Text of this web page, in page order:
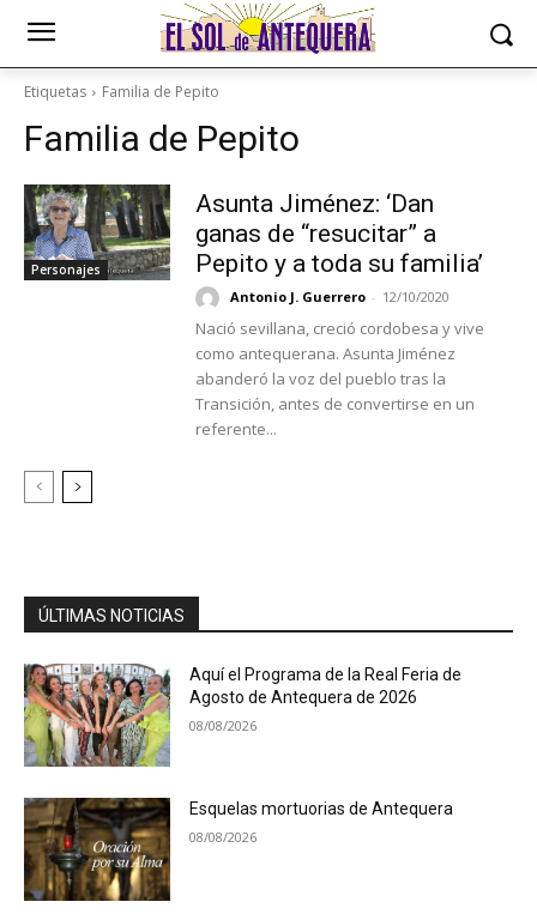
Etiquetas Familia de Pepito
Familia de Pepito
Personajes
Asunta Jiménez: ‘Dan
ganas de “resucitar” a
Pepito y a toda su familia’
Antonio J. Guerrero - 12/10/2020
Nació sevillana, creció cordobesa y vive
como antequerana. Asunta Jiménez
abanderó la voz del pueblo tras la
Transición, antes de convertirse en un
referente...
ÚLTIMAS NOTICIAS
Aquí el Programa de la Real Feria de
Agosto de Antequera de 2026
08/08/2026
Esquelas mortuorias de Antequera
08/08/2026